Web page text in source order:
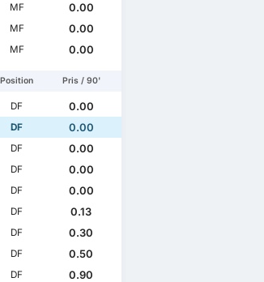
MF
0.00
MF
0.00
MF 0.00
Position Pris / 90'
DF
0.00
DF
0.00
DF
0.00
DF
0.00
DF
0.00
DF
0.13
DF
0.30
DF
0.50
DF 0.90